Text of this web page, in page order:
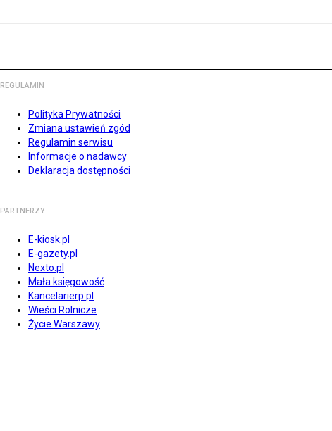
REGULAMIN
Polityka Prywatności
Zmiana ustawień zgód
Regulamin serwisu
Informacje o nadawcy
Deklaracja dostępności
PARTNERZY
E-kiosk.pl
E-gazety.pl
Nexto.pl
Mała księgowość
Kancelarierp.pl
Wieści Rolnicze
Życie Warszawy